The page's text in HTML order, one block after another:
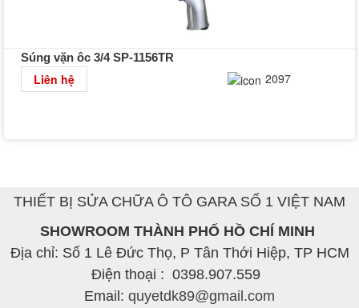
Súng vặn ôc 3/4 SP-1156TR
Liên hệ 2097
THIẾT BỊ SỬA CHỮA Ô TÔ GARA SỐ 1 VIỆT NAM
SHOWROOM THÀNH PHỐ HỒ CHÍ MINH
Địa chỉ: Số 1 Lê Đức Thọ, P Tân Thới Hiệp, TP HCM
Điện thoại : 0398.907.559
Email: quyetdk89@gmail.com